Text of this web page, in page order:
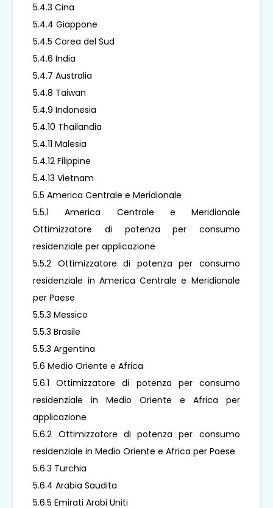
5.4.3 Cina
5.4.4 Giappone
5.4.5 Corea del Sud
5.4.6 India
5.4.7 Australia
5.4.8 Taiwan
5.4.9 Indonesia
5.4.10 Thailandia
5.4.11 Malesia
5.4.12 Filippine
5.4.13 Vietnam
5.5 America Centrale e Meridionale
5.5.1 America Centrale e Meridionale
Ottimizzatore di potenza per consumo
residenziale per applicazione
5.5.2 Ottimizzatore di potenza per consumo
residenziale in America Centrale e Meridionale
per Paese
5.5.3 Messico
5.5.3 Brasile
5.5.3 Argentina
5.6 Medio Oriente e Africa
5.6.1 Ottimizzatore di potenza per consumo
residenziale in Medio Oriente e Africa per
applicazione
5.6.2 Ottimizzatore di potenza per consumo
residenziale in Medio Oriente e Africa per Paese
5.6.3 Turchia
5.6.4 Arabia Saudita
5.6.5 Emirati Arabi Uniti